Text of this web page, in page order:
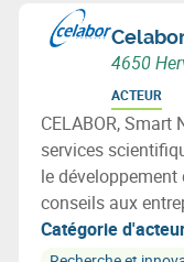
4650
ACTEUR
CELABOR, Smart
services
le
conseils aux
alimentaire
biomasse
Catégorie